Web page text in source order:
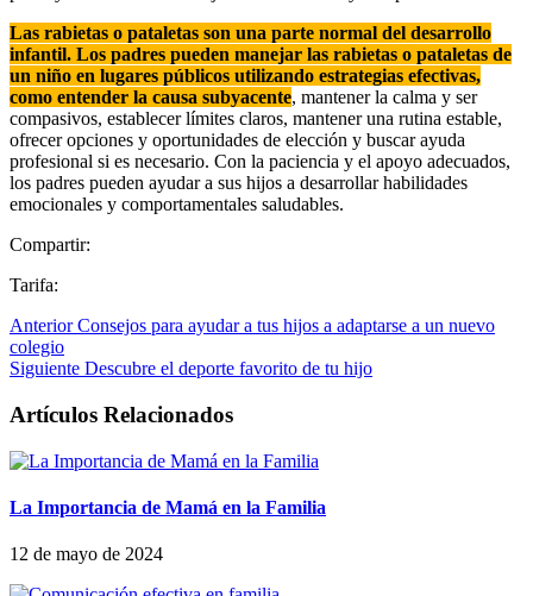
Las rabietas o pataletas son una parte normal del desarrollo
infantil. Los padres pueden manejar las rabietas o pataletas de
un niño en lugares públicos utilizando estrategias efectivas,
como entender la causa subyacente, mantener la calma y ser
compasivos, establecer límites claros, mantener una rutina estable,
ofrecer opciones y oportunidades de elección y buscar ayuda
profesional si es necesario. Con la paciencia y el apoyo adecuados,
los padres pueden ayudar a sus hijos a desarrollar habilidades
emocionales y comportamentales saludables.
Compartir:
Tarifa:
Anterior Consejos para ayudar a tus hijos a adaptarse a un nuevo
colegio
Siguiente Descubre el deporte favorito de tu hijo
Artículos Relacionados
La Importancia de Mamá en la Familia
12 de mayo de 2024